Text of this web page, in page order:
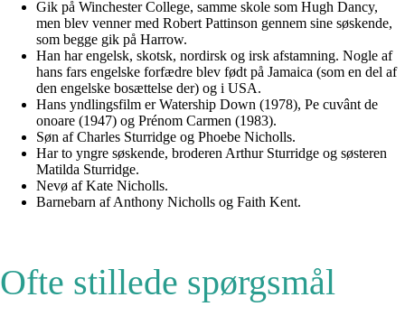
Gik på Winchester College, samme skole som Hugh Dancy,
men blev venner med Robert Pattinson gennem sine søskende,
som begge gik på Harrow.
Han har engelsk, skotsk, nordirsk og irsk afstamning. Nogle af
hans fars engelske forfædre blev født på Jamaica (som en del af
den engelske bosættelse der) og i USA.
Hans yndlingsfilm er Watership Down (1978), Pe cuvânt de
onoare (1947) og Prénom Carmen (1983).
Søn af Charles Sturridge og Phoebe Nicholls.
Har to yngre søskende, broderen Arthur Sturridge og søsteren
Matilda Sturridge.
Nevø af Kate Nicholls.
Barnebarn af Anthony Nicholls og Faith Kent.
Ofte stillede spørgsmål